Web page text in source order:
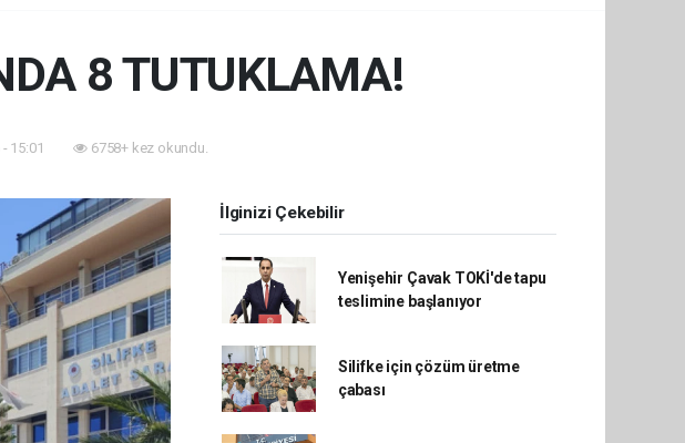
8 TUTUKLAMA!
15:01 6758+ kez okundu.
İlginizi Çekebilir
Yenişehir Çavak TOKİ'de tapu
teslimine başlanıyor
Silifke için çözüm üretme
çabası